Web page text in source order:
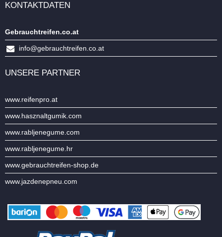
KONTAKTDATEN
Gebrauchtreifen.co.at
info@gebrauchtreifen.co.at
UNSERE PARTNER
www.reifenpro.at
www.hasznaltgumik.com
www.rabljenegume.com
www.rabljenegume.hr
www.gebrauchtreifen-shop.de
www.jazdenepneu.com